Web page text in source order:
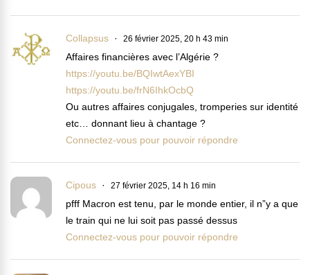
Collapsus 26 février 2025, 20 h 43 min
Affaires financières avec l’Algérie ?
https://youtu.be/BQIwtAexYBI
https://youtu.be/frN6IhkOcbQ
Ou autres affaires conjugales, tromperies sur identité
etc… donnant lieu à chantage ?
Connectez-vous pour pouvoir répondre
Cipous 27 février 2025, 14 h 16 min
pfff Macron est tenu, par le monde entier, il n”y a que
le train qui ne lui soit pas passé dessus
Connectez-vous pour pouvoir répondre